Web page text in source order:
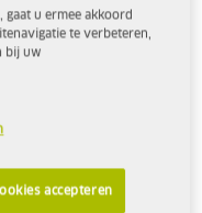
gaat u ermee akkoord
te verbeteren,
bij uw
accepteren